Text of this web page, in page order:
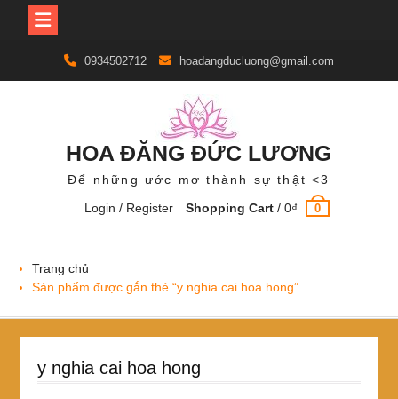
content
0934502712 hoadangducluong@gmail.com
HOA ĐĂNG ĐỨC LƯƠNG
Để những ước mơ thành sự thật <3
Login / Register
Shopping Cart /0₫ 0
Trang chủ
Sản phẩm được gắn thẻ “y nghia cai hoa hong”
y nghia cai hoa hong